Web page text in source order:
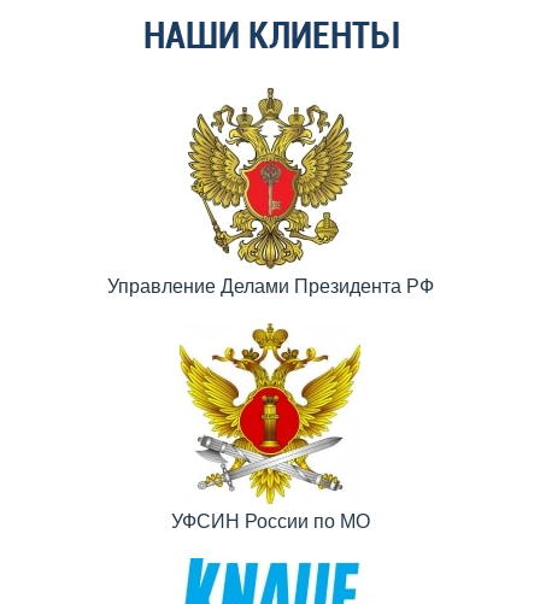
НАШИ КЛИЕНТЫ
Управление Делами Президента РФ
УФСИН России по МО